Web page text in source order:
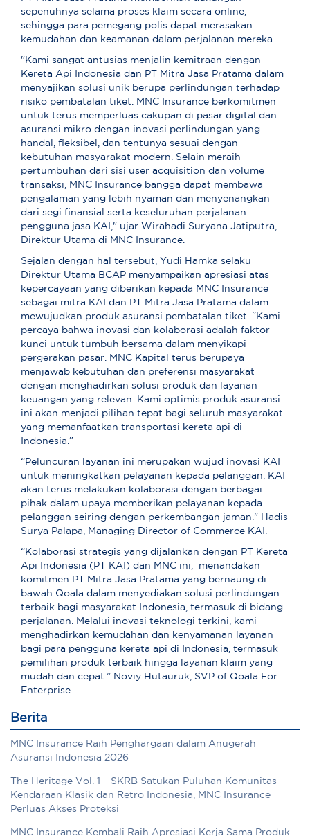
sepenuhnya selama proses klaim secara online,
sehingga para pemegang polis dapat merasakan
kemudahan dan keamanan dalam perjalanan mereka.
"Kami sangat antusias menjalin kemitraan dengan
Kereta Api Indonesia dan PT Mitra Jasa Pratama dalam
menyajikan solusi unik berupa perlindungan terhadap
risiko pembatalan tiket. MNC Insurance berkomitmen
untuk terus memperluas cakupan di pasar digital dan
asuransi mikro dengan inovasi perlindungan yang
handal, fleksibel, dan tentunya sesuai dengan
kebutuhan masyarakat modern. Selain meraih
pertumbuhan dari sisi user acquisition dan volume
transaksi, MNC Insurance bangga dapat membawa
pengalaman yang lebih nyaman dan menyenangkan
dari segi finansial serta keseluruhan perjalanan
pengguna jasa KAI," ujar Wirahadi Suryana Jatiputra,
Direktur Utama di MNC Insurance.
Sejalan dengan hal tersebut, Yudi Hamka selaku
Direktur Utama BCAP menyampaikan apresiasi atas
kepercayaan yang diberikan kepada MNC Insurance
sebagai mitra KAI dan PT Mitra Jasa Pratama dalam
mewujudkan produk asuransi pembatalan tiket. “Kami
percaya bahwa inovasi dan kolaborasi adalah faktor
kunci untuk tumbuh bersama dalam menyikapi
pergerakan pasar. MNC Kapital terus berupaya
menjawab kebutuhan dan preferensi masyarakat
dengan menghadirkan solusi produk dan layanan
keuangan yang relevan. Kami optimis produk asuransi
ini akan menjadi pilihan tepat bagi seluruh masyarakat
yang memanfaatkan transportasi kereta api di
Indonesia.”
“Peluncuran layanan ini merupakan wujud inovasi KAI
untuk meningkatkan pelayanan kepada pelanggan. KAI
akan terus melakukan kolaborasi dengan berbagai
pihak dalam upaya memberikan pelayanan kepada
pelanggan seiring dengan perkembangan jaman." Hadis
Surya Palapa, Managing Director of Commerce KAI.
“Kolaborasi strategis yang dijalankan dengan PT Kereta
Api Indonesia (PT KAI) dan MNC ini, menandakan
komitmen PT Mitra Jasa Pratama yang bernaung di
bawah Qoala dalam menyediakan solusi perlindungan
terbaik bagi masyarakat Indonesia, termasuk di bidang
perjalanan. Melalui inovasi teknologi terkini, kami
menghadirkan kemudahan dan kenyamanan layanan
bagi para pengguna kereta api di Indonesia, termasuk
pemilihan produk terbaik hingga layanan klaim yang
mudah dan cepat.” Noviy Hutauruk, SVP of Qoala For
Enterprise.
Berita
MNC Insurance Raih Penghargaan dalam Anugerah
Asuransi Indonesia 2026
The Heritage Vol. 1 – SKRB Satukan Puluhan Komunitas
Kendaraan Klasik dan Retro Indonesia, MNC Insurance
Perluas Akses Proteksi
MNC Insurance Kembali Raih Apresiasi Kerja Sama Produk